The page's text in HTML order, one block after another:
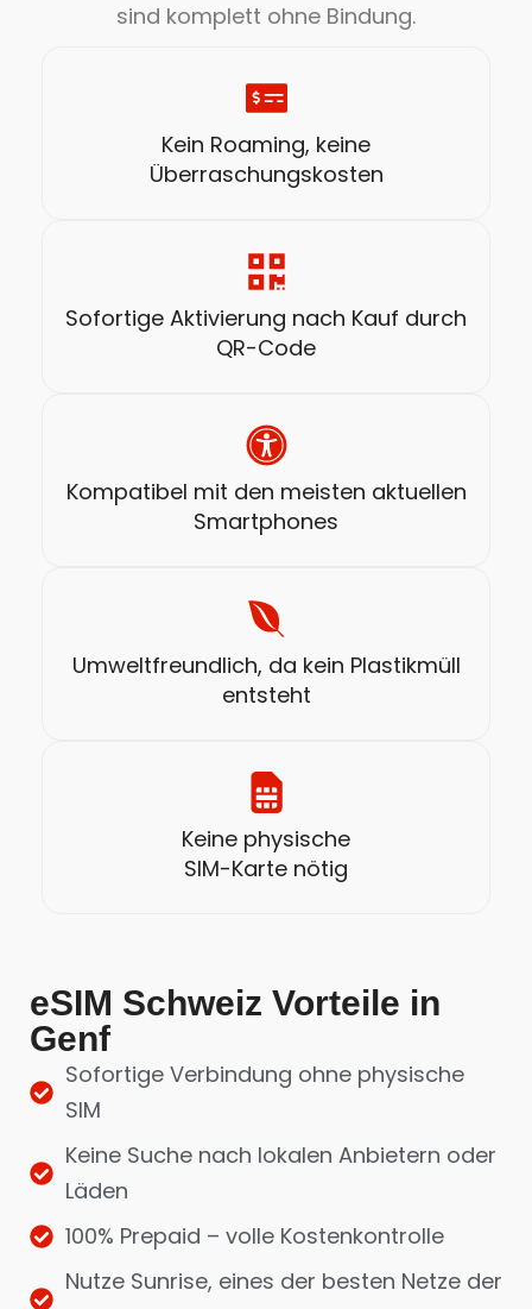
sind komplett ohne Bindung.
Kein Roaming, keine
Überraschungskosten
Sofortige Aktivierung nach Kauf durch
QR-Code
Kompatibel mit den meisten aktuellen
Smartphones
Umweltfreundlich, da kein Plastikmüll
entsteht
Keine physische
SIM-Karte nötig
eSIM Schweiz Vorteile in
Genf
Sofortige Verbindung ohne physische
SIM
Keine Suche nach lokalen Anbietern oder
Läden
100% Prepaid – volle Kostenkontrolle
Nutze Sunrise, eines der besten Netze der